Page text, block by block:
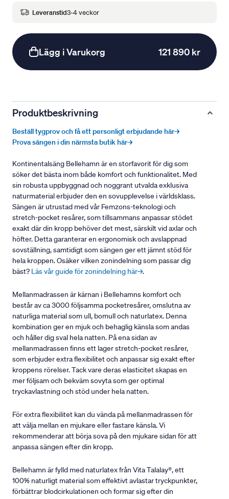
Leveranstid3-4 veckor
Lägg i Varukorg 121 890 kr
Produktbeskrivning
Beställ tygprov och få ett personligt erbjudande här→
Prova sängen i din närmsta butik här→
Kontinentalsäng Bellehamn är en storfavorit för dig som
söker det bästa inom både komfort och funktionalitet. Med
sin robusta uppbyggnad och noggrant utvalda exklusiva
naturmaterial erbjuder den en sovupplevelse i världsklass.
Sängen är utrustad med vår Femzons-teknologi och
stretch-pocket resårer, som tillsammans anpassar stödet
exakt där din kropp behöver det mest, särskilt vid axlar och
höfter. Detta garanterar en ergonomisk och avslappnad
sovställning, samtidigt som sängen ger ett jämnt stöd för
hela kroppen. Osäker vilken zonindelning som passar dig
bäst? Läs vår guide för zonindelning här→.
Mellanmadrassen är kärnan i Bellehamns komfort och
består av ca 3000 följsamma pocketresårer, omslutna av
naturliga material som ull, bomull och naturlatex. Denna
kombination ger en mjuk och behaglig känsla som andas
och håller dig sval hela natten. På ena sidan av
mellanmadrassen finns ett lager stretch-pocket resårer,
som erbjuder extra flexibilitet och anpassar sig exakt efter
kroppens rörelser. Tack vare deras elasticitet skapas en
mer följsam och bekväm sovyta som ger optimal
tryckavlastning och stöd under hela natten.
För extra flexibilitet kan du vända på mellanmadrassen för
att välja mellan en mjukare eller fastare känsla. Vi
rekommenderar att börja sova på den mjukare sidan för att
anpassa sängen efter din kropp.
Bellehamn är fylld med naturlatex från Vita Talalay®, ett
100% naturligt material som effektivt avlastar tryckpunkter,
förbättrar blodcirkulationen och formar sig efter din